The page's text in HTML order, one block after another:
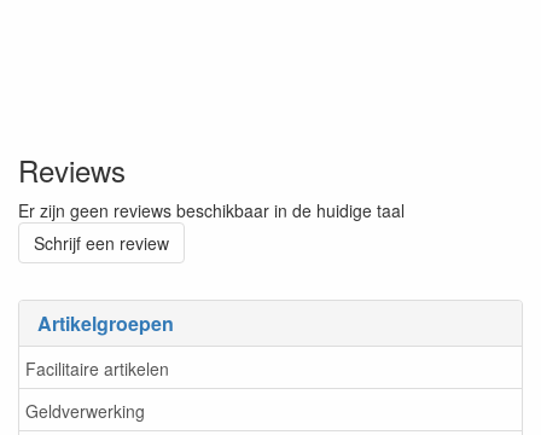
Artikelgroepen
Facilitaire artikelen
Geldverwerking
Reviews
Er zijn geen reviews beschikbaar in de huidige taal
Schrijf een review